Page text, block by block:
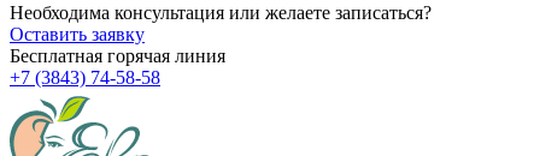
Необходима консультация или желаете записаться?
Оставить заявку
Бесплатная горячая линия
+7 (3843) 74-58-58